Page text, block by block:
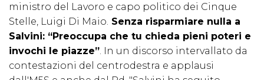
ministro del Lavoro e capo politico dei Cinque
Stelle, Luigi Di Maio. Senza risparmiare nulla a
Salvini: “Preoccupa che tu chieda pieni poteri e
invochi le piazze”. In un discorso intervallato da
contestazioni del centrodestra e applausi